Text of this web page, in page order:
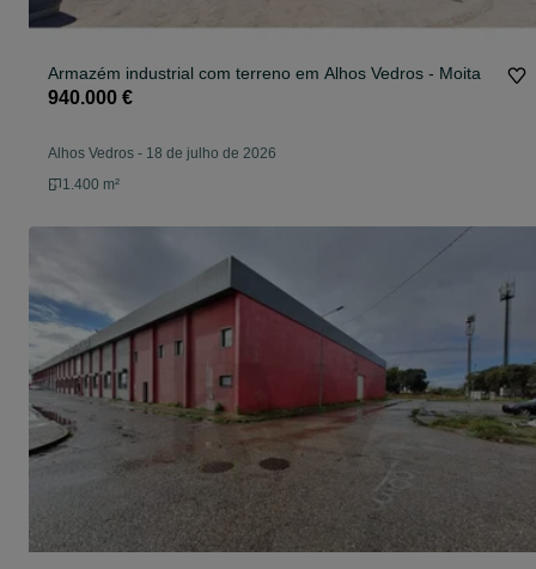
Armazém industrial com terreno em Alhos Vedros - Moita
940.000 €
Alhos Vedros - 18 de julho de 2026
1.400 m²